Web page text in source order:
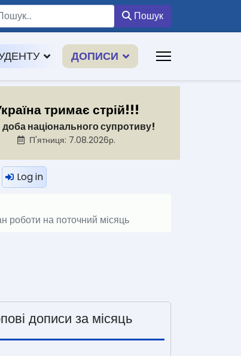
Пошук
ДОПИСИ
тримає стрій!!!
національного супротиву!
П'ятниця: 7.08.2026р.
Log in
роботи на поточний місяць
дописи за місяць